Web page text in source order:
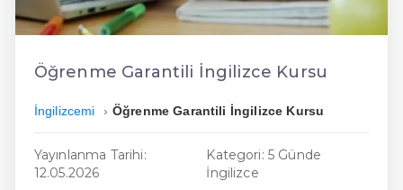
En Ucuz İngilizce
En Uygun İngilizce
Hızlı İngilizce
Öğrenme Garantili İngilizce Kursu
İngilizcemi Öğrenme Garantili İngilizce Kursu
Yayınlanma Tarihi:
12.05.2026
Kategori: 5 Günde
İngilizce